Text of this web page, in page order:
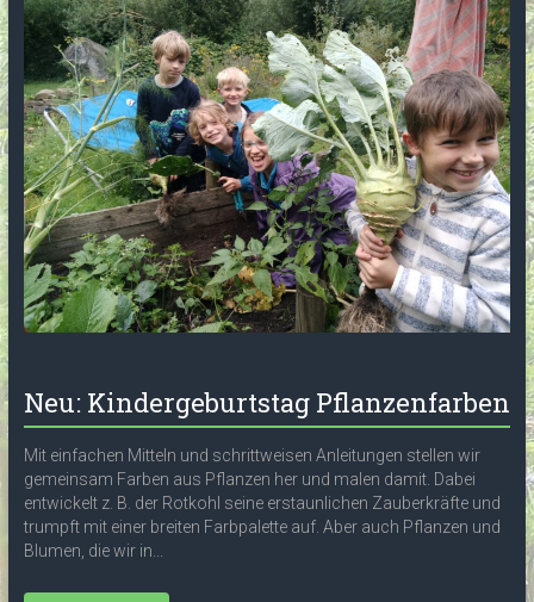
Neu: Kindergeburtstag Pflanzenfarben
Mit einfachen Mitteln und schrittweisen Anleitungen stellen wir
gemeinsam Farben aus Pflanzen her und malen damit. Dabei
entwickelt z. B. der Rotkohl seine erstaunlichen Zauberkräfte und
trumpft mit einer breiten Farbpalette auf. Aber auch Pflanzen und
Blumen, die wir in...